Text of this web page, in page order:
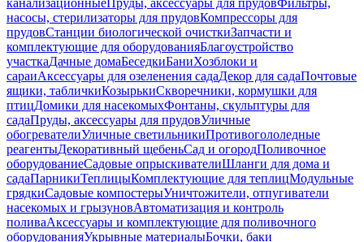
канализационныеПруды, аксессуары для прудовФильтры,
насосы, стерилизаторы для прудовКомпрессоры для
прудовСтанции биологической очисткиЗапчасти и
комплектующие для оборудованияБлагоустройство
участкаДачные домаБеседкиБаниХозблоки и
сараиАксессуары для озеленения садаДекор для садаПочтовые
ящики, табличкиКозырькиСкворечники, кормушки для
птицДомики для насекомыхФонтаны, скульптуры для
садаПруды, аксессуары для прудовУличные
обогревателиУличные светильникиПротивогололедные
реагентыДекоративный щебеньСад и огородПоливочное
оборудованиеСадовые опрыскивателиШланги для дома и
садаПарникиТеплицыКомплектующие для теплицМодульные
грядкиСадовые компостерыУничтожители, отпугиватели
насекомых и грызуновАвтоматизация и контроль
поливаАксессуары и комплектующие для поливочного
оборудованияУкрывные материалыБочки, баки